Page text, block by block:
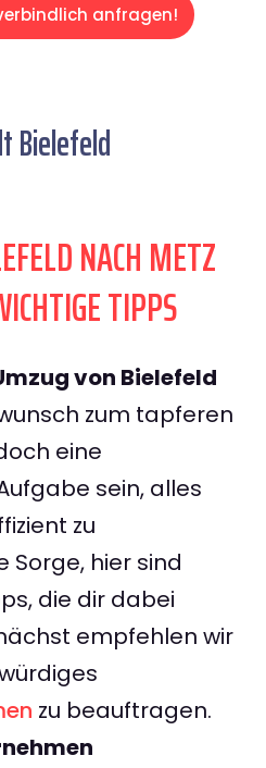
anfragen!
Bielefeld
NACH METZ
TIPPS
von Bielefeld
zum tapferen
eine
sein, alles
zu
Sorge, hier sind
die dir dabei
empfehlen wir
zu beauftragen.